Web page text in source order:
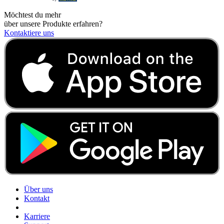
Möchtest du mehr
über unsere Produkte erfahren?
Kontaktiere uns
Über uns
Kontakt
Karriere